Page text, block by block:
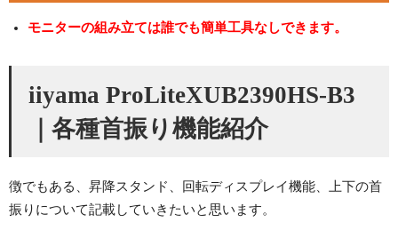
モニターの組み立ては誰でも簡単工具なしできます。
iiyama ProLiteXUB2390HS-B3
｜各種首振り機能紹介
徴でもある、昇降スタンド、回転ディスプレイ機能、上下の首
振りについて記載していきたいと思います。